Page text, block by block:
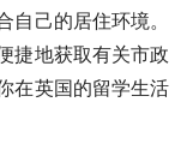
己的居住环境。
捷地获取有关市政
在英国的留学生活